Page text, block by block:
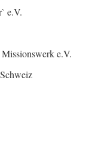
e.V.
e.V.